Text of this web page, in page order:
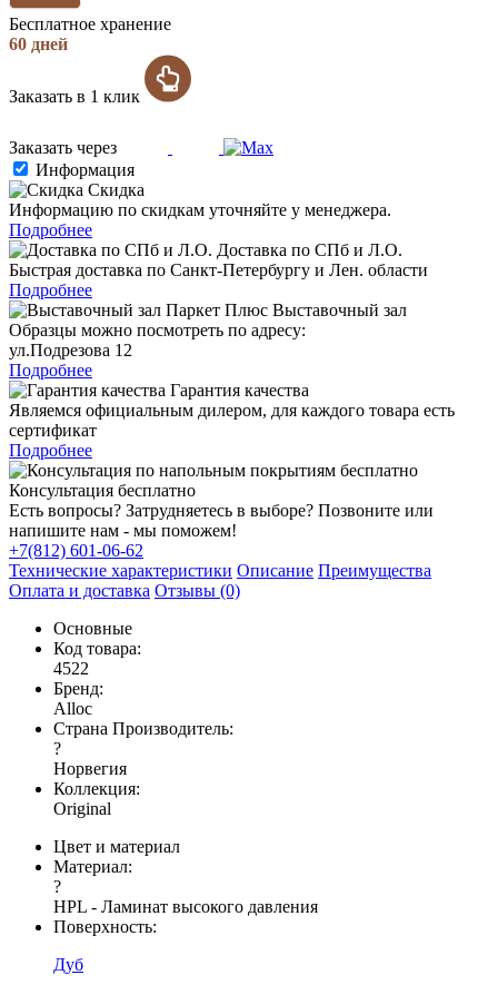
Бесплатное хранение
60 дней
Заказать в 1 клик
Заказать через
Информация
Скидка
Информацию по скидкам уточняйте у менеджера.
Подробнее
Доставка по СПб и Л.О.
Быстрая доставка по Санкт-Петербургу и Лен. области
Подробнее
Выставочный зал
Образцы можно посмотреть по адресу:
ул.Подрезова 12
Подробнее
Гарантия качества
Являемся официальным дилером, для каждого товара есть
сертификат
Подробнее
Консультация бесплатно
Есть вопросы? Затрудняетесь в выборе? Позвоните или
напишите нам - мы поможем!
+7(812) 601-06-62
Технические характеристики Описание Преимущества
Оплата и доставка Отзывы (0)
Основные
Код товара:
4522
Бренд:
Alloc
Страна Производитель:
?
Норвегия
Коллекция:
Original
Цвет и материал
Материал:
?
HPL - Ламинат высокого давления
Поверхность:
Дуб